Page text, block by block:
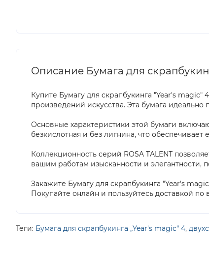
Описание Бумага для
Купите Бумагу для скрапбукинга "Year's magic"
произведений искусства. Эта бумага
Основные характеристики этой бумаги
безкислотная и без лигнина, что
Коллекционность серий ROSA TALENT
вашим работам изысканности и элегантности,
Закажите Бумагу для скрапбукинга "Year's
Покупайте онлайн и пользуйтесь доставкой
Теги: Бумага для скрапбукинга „Year's magic“ 4,